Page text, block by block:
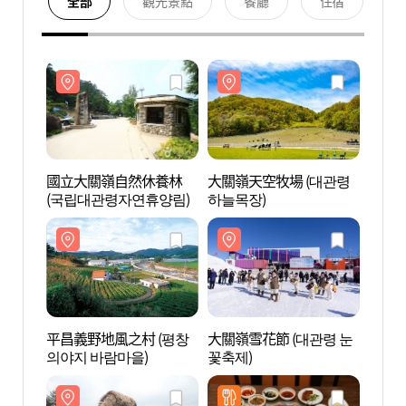
國立大關嶺自然休養林
(국립대관령자연휴양림)
大關嶺天空牧場 (대관령
하늘목장)
平昌義野地風之村 (평창
의야지 바람마을)
大關嶺雪花節 (대관령 눈
꽃축제)